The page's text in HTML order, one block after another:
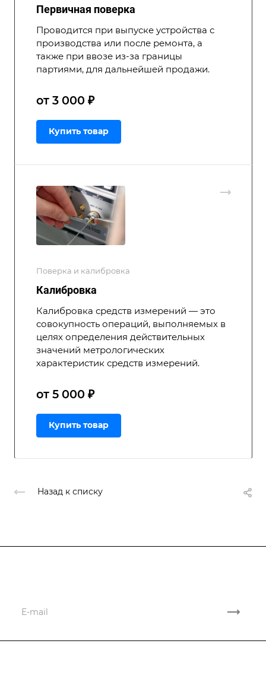
Первичная поверка
Проводится при выпуске устройства с
производства или после ремонта, а
также при ввозе из-за границы
партиями, для дальнейшей продажи.
от 3 000 ₽
Купить товар
Поверка и калибровка
Калибровка
Калибровка средств измерений — это
совокупность операций, выполняемых в
целях определения действительных
значений метрологических
характеристик средств измерений.
от 5 000 ₽
Купить товар
Назад к списку